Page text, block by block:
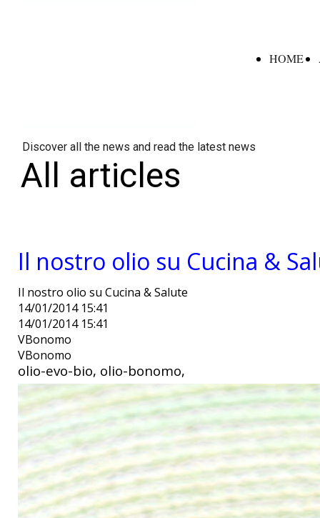
HOME
Discover all the news and read the latest news
All articles
Il nostro olio su Cucina &
Il nostro olio su Cucina & Salute
14/01/2014 15:41
14/01/2014 15:41
VBonomo
VBonomo
olio-evo-bio, olio-bonomo,